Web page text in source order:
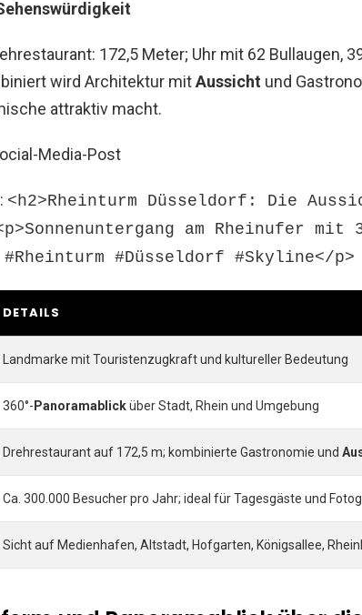
172,5 Meter; Uhr mit 62 Bullaugen,
wird Architektur mitAussicht und
attraktiv macht.
Media-Post
<h2>Rheinturm Düsseldorf: Die
am Rheinufer mit
#Düsseldorf #Skyline</p>
DETAILS
Landmarke mit Touristenzugkraft und kultureller Bedeutung
360°- Panoramablicküber Stadt, Rhein und Umgebung
Drehrestaurant auf 172,5 m; kombinierte Gastronomie und
Ca. 300.000 Besucher pro Jahr; ideal für Tagesgäste und
Sicht auf Medienhafen, Altstadt, Hofgarten, Königsallee,